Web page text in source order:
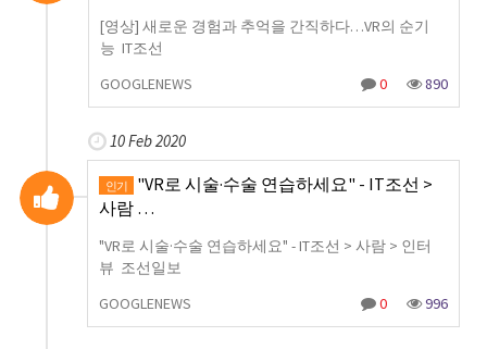
[영상] 새로운 경험과 추억을 간직하다…VR의 순기
능 IT조선
GOOGLENEWS
0 890
10 Feb 2020
인기
"VR로 시술·수술 연습하세요" - IT조선 >
사람 …
"VR로 시술·수술 연습하세요" - IT조선 > 사람 > 인터
뷰 조선일보
GOOGLENEWS
0 996